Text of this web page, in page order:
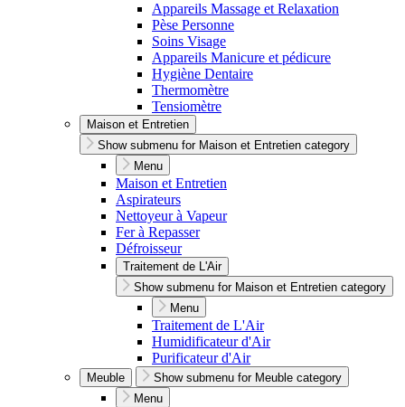
Appareils Massage et Relaxation
Pèse Personne
Soins Visage
Appareils Manicure et pédicure
Hygiène Dentaire
Thermomètre
Tensiomètre
Maison et Entretien
Show submenu for Maison et Entretien category
Menu
Maison et Entretien
Aspirateurs
Nettoyeur à Vapeur
Fer à Repasser
Défroisseur
Traitement de L'Air
Show submenu for Maison et Entretien category
Menu
Traitement de L'Air
Humidificateur d'Air
Purificateur d'Air
Meuble
Show submenu for Meuble category
Menu